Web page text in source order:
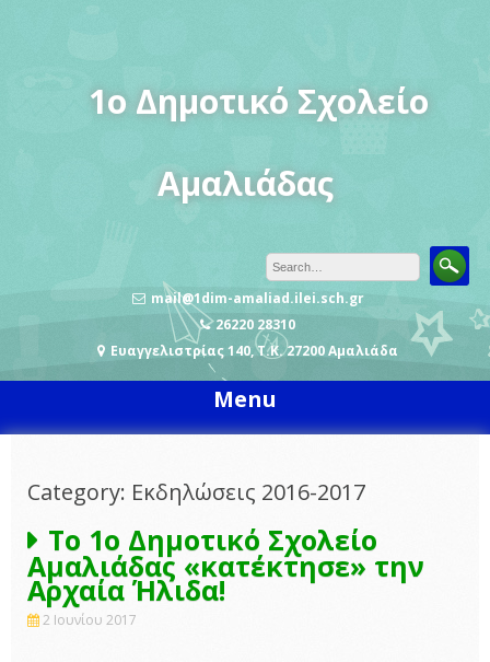
1o Δημοτικό Σχολείο
Αμαλιάδας
mail@1dim-amaliad.ilei.sch.gr
26220 28310
Ευαγγελιστρίας 140, Τ.Κ. 27200 Αμαλιάδα
Menu
Category: Εκδηλώσεις 2016-2017
Το 1ο Δημοτικό Σχολείο
Αμαλιάδας «κατέκτησε» την
Αρχαία Ήλιδα!
2 Ιουνίου 2017